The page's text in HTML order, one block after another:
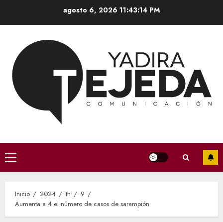
agosto 6, 2026 11:43:15 PM
Menú
principal
Inicio 2024 th
9
Aumenta a 4 el número de casos de sarampión